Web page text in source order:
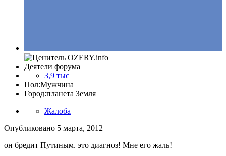
Деятели форума
3,9 тыс
Пол:Мужчина
Город:планета Земля
Жалоба
Опубликовано 5 марта, 2012
он бредит Путиным. это диагноз! Мне его жаль!